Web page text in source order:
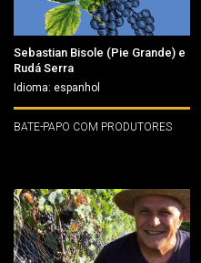
Sebastian Bisole (Pie Grande) e
Rudá Serra
Idioma: espanhol
BATE-PAPO COM PRODUTORES